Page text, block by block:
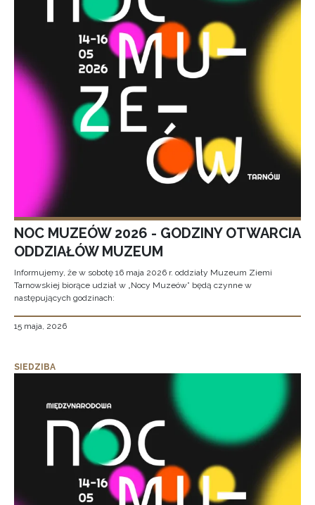
NOC MUZEÓW 2026 - GODZINY OTWARCIA
ODDZIAŁÓW MUZEUM
Informujemy, że w sobotę 16 maja 2026 r. oddziały Muzeum Ziemi
Tarnowskiej biorące udział w „Nocy Muzeów” będą czynne w
następujących godzinach:
15 maja, 2026
SIEDZIBA